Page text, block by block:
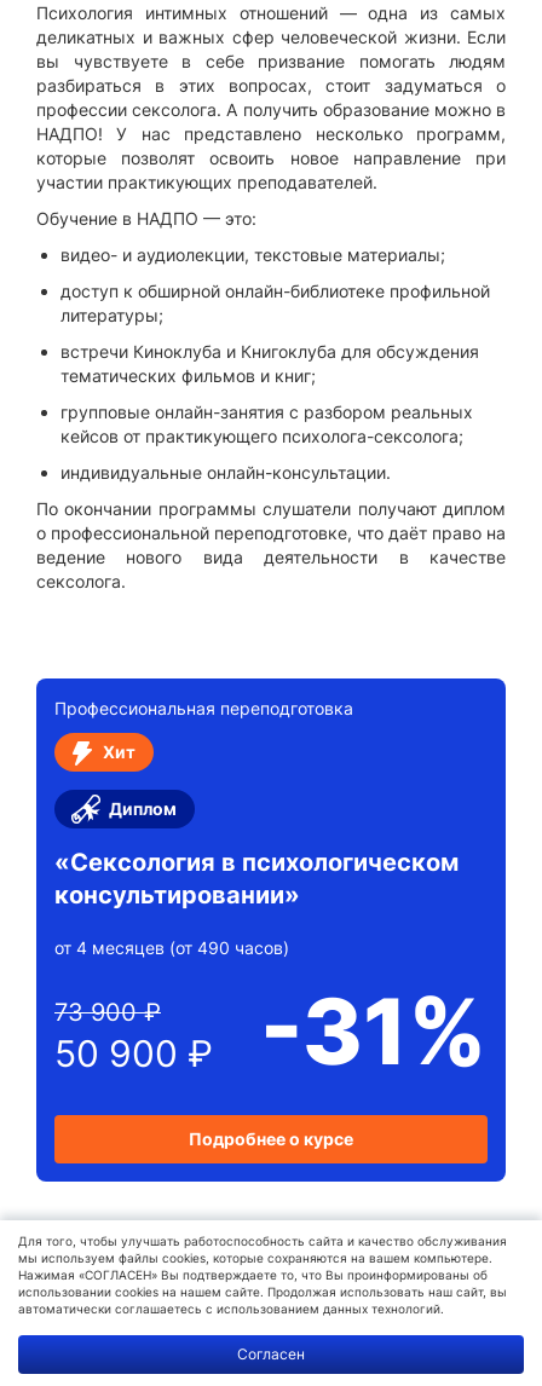
Психология интимных отношений — одна из самых
деликатных и важных сфер человеческой жизни. Если
вы чувствуете в себе призвание помогать людям
разбираться в этих вопросах, стоит задуматься о
профессии сексолога. А получить образование можно в
НАДПО! У нас представлено несколько программ,
которые позволят освоить новое направление при
участии практикующих преподавателей.
Обучение в НАДПО — это:
видео- и аудиолекции, текстовые материалы;
доступ к обширной онлайн-библиотеке профильной
литературы;
встречи Киноклуба и Книгоклуба для обсуждения
тематических фильмов и книг;
групповые онлайн-занятия с разбором реальных
кейсов от практикующего психолога-сексолога;
индивидуальные онлайн-консультации.
По окончании программы слушатели получают диплом
о профессиональной переподготовке, что даёт право на
ведение нового вида деятельности в качестве
сексолога.
Профессиональная переподготовка
Хит
Диплом
«Сексология в психологическом
консультировании»
от 4 месяцев (от 490 часов)
50 900 ₽
73 900 ₽ -31%
Подробнее о курсе
Плюсы и минусы
профессии сексолога
Для того, чтобы улучшать работоспособность сайта и качество обслуживания
мы используем файлы cookies, которые сохраняются на вашем компьютере.
Нажимая «СОГЛАСЕН» Вы подтверждаете то, что Вы проинформированы об
использовании cookies на нашем сайте. Продолжая использовать наш сайт, вы
автоматически соглашаетесь с использованием данных технологий.
Согласен